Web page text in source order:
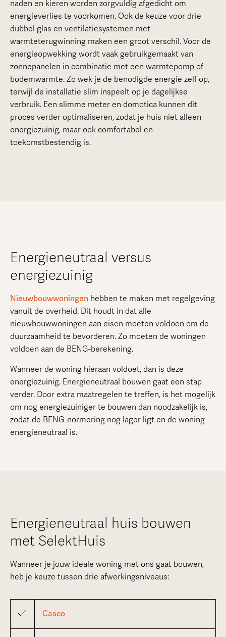
naden en kieren worden zorgvuldig afgedicht om
energieverlies te voorkomen. Ook de keuze voor drie
dubbel glas en ventilatiesystemen met
warmteterugwinning maken een groot verschil. Voor de
energieopwekking wordt vaak gebruikgemaakt van
zonnepanelen in combinatie met een warmtepomp of
bodemwarmte. Zo wek je de benodigde energie zelf op,
terwijl de installatie slim inspeelt op je dagelijkse
verbruik. Een slimme meter en domotica kunnen dit
proces verder optimaliseren, zodat je huis niet alleen
energiezuinig, maar ook comfortabel en
toekomstbestendig is.
Energieneutraal versus
energiezuinig
Nieuwbouwwoningen hebben te maken met regelgeving
vanuit de overheid. Dit houdt in dat alle
nieuwbouwwoningen aan eisen moeten voldoen om de
duurzaamheid te bevorderen. Zo moeten de woningen
voldoen aan de BENG-berekening.
Wanneer de woning hieraan voldoet, dan is deze
energiezuinig. Energieneutraal bouwen gaat een stap
verder. Door extra maatregelen te treffen, is het mogelijk
om nog energiezuiniger te bouwen dan noodzakelijk is,
zodat de BENG-normering nog lager ligt en de woning
energieneutraal is.
Energieneutraal huis bouwen
met SelektHuis
Wanneer je jouw ideale woning met ons gaat bouwen,
heb je keuze tussen drie afwerkingsniveaus:
Casco